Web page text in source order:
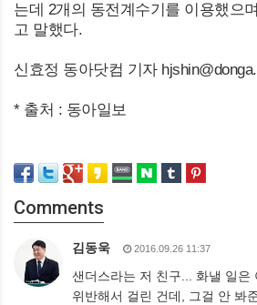
는데 2개의 동전계수기를 이용했으
고 말했다.
신효정 동아닷컴 기자
* 출처 : 동아일보
Comments
김동욱 2016.09.26 11:37
샌더스라는 저 친구... 화낼 일은
위반해서 걸린 건데, 그걸 안 봐